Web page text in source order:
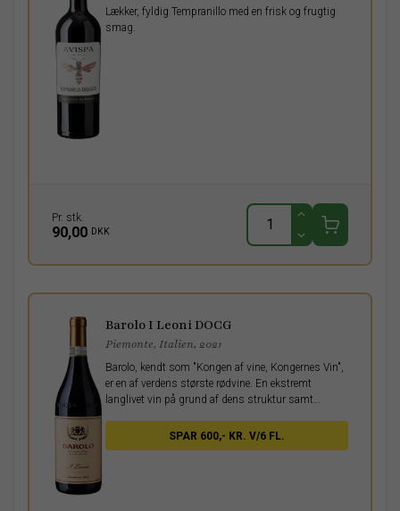
Lækker, fyldig Tempranillo med en frisk og frugtig
smag.
Pr. stk.
90,00 DKK
Barolo I Leoni DOCG
Piemonte, Italien, 2021
Barolo, kendt som "Kongen af vine, Kongernes Vin",
er en af verdens største rødvine. En ekstremt
langlivet vin på grund af dens struktur samt
SPAR 600,- KR. V/6 FL.